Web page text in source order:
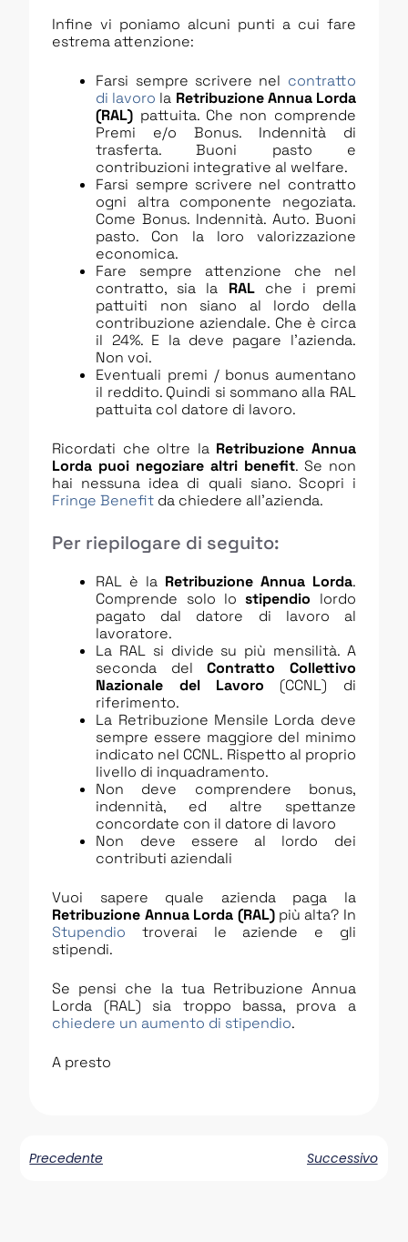
Infine vi poniamo alcuni punti a cui fare
estrema attenzione:
Farsi sempre scrivere nel contratto
di lavoro la Retribuzione Annua Lorda
(RAL) pattuita. Che non comprende
Premi e/o Bonus. Indennità di
trasferta. Buoni pasto e
contribuzioni integrative al welfare.
Farsi sempre scrivere nel contratto
ogni altra componente negoziata.
Come Bonus. Indennità. Auto. Buoni
pasto. Con la loro valorizzazione
economica.
Fare sempre attenzione che nel
contratto, sia la RALche i premi
pattuiti non siano al lordo della
contribuzione aziendale. Che è circa
il 24%. E la deve pagare l’azienda.
Non voi.
Eventuali premi / bonus aumentano
il reddito. Quindi si sommano alla RAL
pattuita col datore di lavoro.
Ricordati che oltre la Retribuzione Annua
Lorda puoi negoziare altri benefit. Se non
hai nessuna idea di quali siano. Scopri i
Fringe Benefit da chiedere all’azienda.
Per riepilogare di seguito:
RAL è la Retribuzione Annua Lorda.
Comprende solo lostipendio lordo
pagato dal datore di lavoro al
lavoratore.
La RAL si divide su più mensilità. A
seconda delContratto Collettivo
Nazionale del Lavoro (CCNL) di
riferimento.
La Retribuzione Mensile Lorda deve
sempre essere maggiore del minimo
indicato nel CCNL. Rispetto al proprio
livello di inquadramento.
Non deve comprendere bonus,
indennità, ed altre spettanze
concordate con il datore di lavoro
Non deve essere al lordo dei
contributi aziendali
Vuoi sapere quale azienda paga la
Retribuzione Annua Lorda (RAL)più alta? In
Stupendiotroverai le aziende e gli
stipendi.
Se pensi che la tua Retribuzione Annua
Lorda (RAL) sia troppo bassa, prova a
chiedere un aumento di stipendio.
A presto
Precedente Successivo